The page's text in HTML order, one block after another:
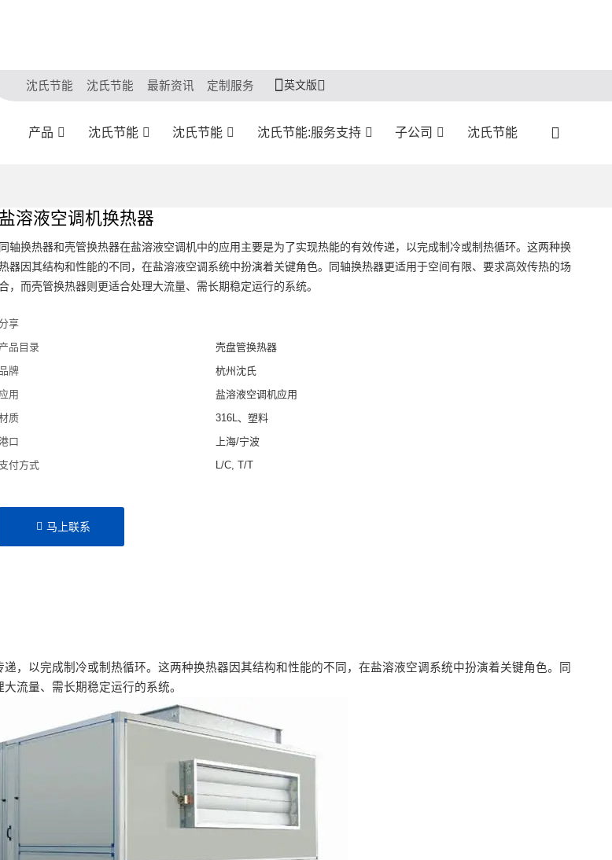
沈氏节能 沈氏节能 最新资讯 定制服务 英文版
产品 沈氏节能 沈氏节能 沈氏节能:服务支持 子公司 沈氏节能
盐溶液空调机换热器
同轴换热器和壳管换热器在盐溶液空调机中的应用主要是为了实现热能的有效传递，以完成制冷或制热循环。这两种换
器因其结构和性能的不同，在盐溶液空调系统中扮演着关键角色。同轴换热器更适用于空间有限、要求高效传热的场
，而壳管换热器则更适合处理大流量、需长期稳定运行的系统。
享
产品目录
壳盘管换热器
品牌
杭州沈氏
应用
盐溶液空调机应用
质
316L、塑料
口
上海/宁波
支付方式
L/C, T/T
马上联系
，以完成制冷或制热循环。这两种换热器因其结构和性能的不同，在盐溶液空调系统中扮演着关键角色。同
流量、需长期稳定运行的系统。